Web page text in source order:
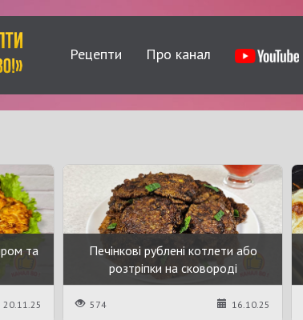
Рецепти Про канал
та
20.11.25
Печінкові рублені котлети або
розтріпки на сковороді
574 16.10.25